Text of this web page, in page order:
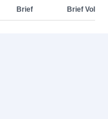
Brief Brief Vol